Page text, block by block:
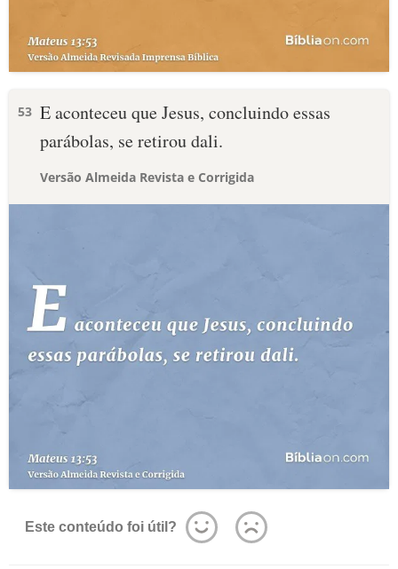
53 E aconteceu que Jesus, concluindo essas
parábolas, se retirou dali.
Versão Almeida Revista e Corrigida
Este conteúdo foi útil?